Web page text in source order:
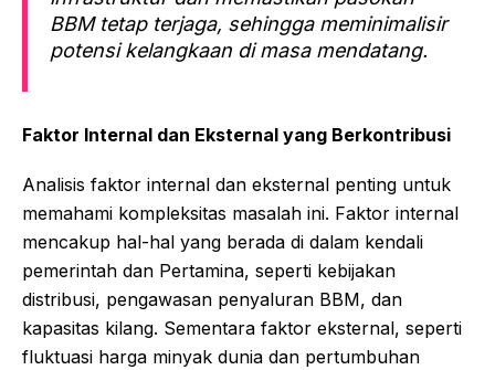
BBM tetap terjaga, sehingga meminimalisir
potensi kelangkaan di masa mendatang.
Faktor Internal dan Eksternal yang Berkontribusi
Analisis faktor internal dan eksternal penting untuk
memahami kompleksitas masalah ini. Faktor internal
mencakup hal-hal yang berada di dalam kendali
pemerintah dan Pertamina, seperti kebijakan
distribusi, pengawasan penyaluran BBM, dan
kapasitas kilang. Sementara faktor eksternal, seperti
fluktuasi harga minyak dunia dan pertumbuhan